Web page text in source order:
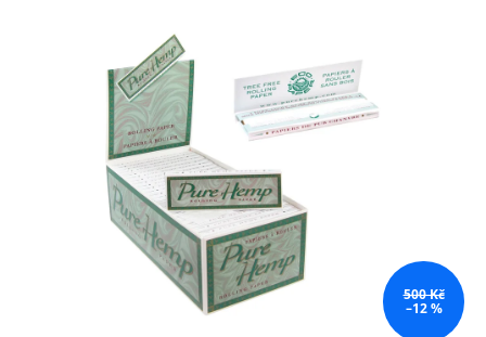
500 Kč
–12 %